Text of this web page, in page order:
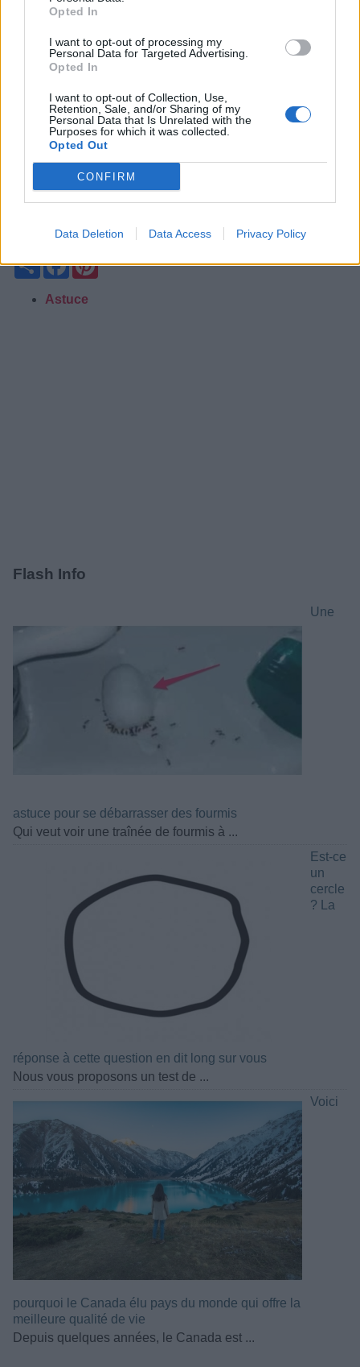
Opted In
I want to opt-out of processing my
Personal Data for Targeted Advertising.
Opted In
I want to opt-out of Collection, Use,
Retention, Sale, and/or Sharing of my
Personal Data that Is Unrelated with the
Purposes for which it was collected.
Opted Out
CONFIRM
Data Deletion Data Access Privacy Policy
Enlevez le sac et vous aurez une nouvelle douche. Si le
vôtre est trop bouché vous pourriez avoir besoin de frotter
minéraux.
Astuce
Flash Info
Une
astuce pour se débarrasser des fourmis
Qui veut voir une traînée de fourmis à ...
Est-ce
un
cercle
? La
réponse à cette question en dit long sur vous
Nous vous proposons un test de ...
Voici
pourquoi le Canada élu pays du monde qui offre la
meilleure qualité de vie
Depuis quelques années, le Canada est ...